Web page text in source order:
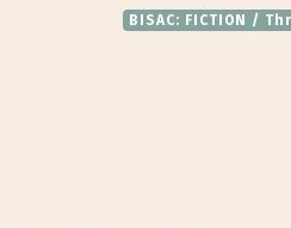
BISAC: FICTION /